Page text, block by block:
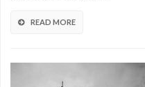
READ MORE